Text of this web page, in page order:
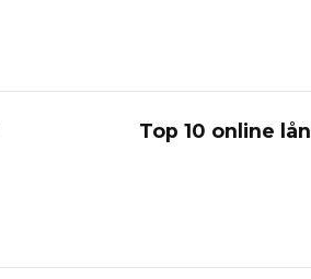
Top 10 online